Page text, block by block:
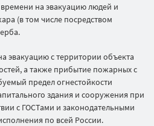
на эвакуацию людей и
(в том числе посредством
эвакуацию с территории объекта
а также прибытие пожарных с
предел огнестойкости
здания и сооружения при
с ГОСТами и законодательными
по всей России.